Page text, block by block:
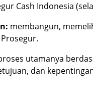
Cash Indonesia
membangun,
utamanya
dan